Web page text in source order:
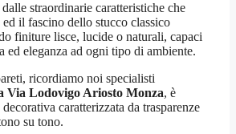
straordinarie caratteristiche che
il fascino dello stucco classico
finiture lisce, lucide o naturali, capaci
ed eleganza ad ogni tipo di ambiente.
ricordiamo noi specialisti
Via Lodovigo Ariosto Monza, è
caratterizzata da trasparenze
su tono.